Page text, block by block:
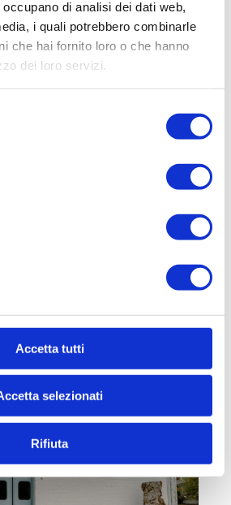
di analisi dei dati web,
i quali potrebbero combinarle
che hai fornito loro o che hanno
dei loro servizi.
Accetta tutti
selezionati
Rifiuta
Cod. 52348
in Vendita
sul Seveso
in vendita di mq 2.070 circa a
DETTAGLI